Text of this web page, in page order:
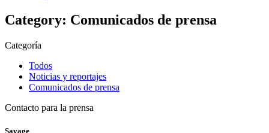
Category: Comunicados de prensa
Categoría
Todos
Noticias y reportajes
Comunicados de prensa
Contacto para la prensa
Savage